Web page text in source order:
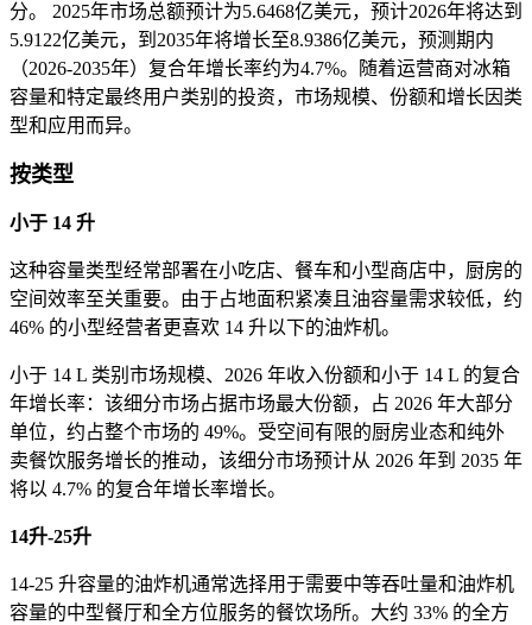
分。 2025年市场总额预计为5.6468亿美元，预计2026年将达到
5.9122亿美元，到2035年将增长至8.9386亿美元，预测期内
（2026-2035年）复合年增长率约为4.7%。随着运营商对冰箱
容量和特定最终用户类别的投资，市场规模、份额和增长因类
型和应用而异。
按类型
小于 14 升
这种容量类型经常部署在小吃店、餐车和小型商店中，厨房的
空间效率至关重要。由于占地面积紧凑且油容量需求较低，约
46% 的小型经营者更喜欢 14 升以下的油炸机。
小于 14 L 类别市场规模、2026 年收入份额和小于 14 L 的复合
年增长率：该细分市场占据市场最大份额，占 2026 年大部分
单位，约占整个市场的 49%。受空间有限的厨房业态和纯外
卖餐饮服务增长的推动，该细分市场预计从 2026 年到 2035 年
将以 4.7% 的复合年增长率增长。
14升-25升
14-25 升容量的油炸机通常选择用于需要中等吞吐量和油炸机
容量的中型餐厅和全方位服务的餐饮场所。大约 33% 的全方